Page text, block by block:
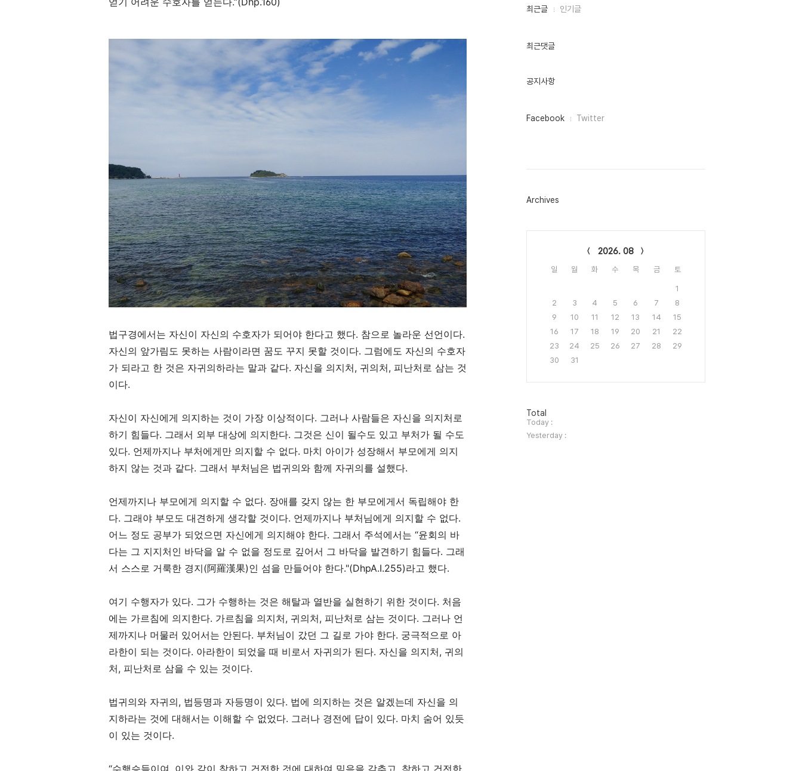
법구경에서는 자신이 자신의 수호자가 되어야 한다고 했다. 참으로 놀라운 선언이다.
자신의 앞가림도 못하는 사람이라면 꿈도 꾸지 못할 것이다. 그럼에도 자신의 수호자
가 되라고 한 것은 자귀의하라는 말과 같다. 자신을 의지처, 귀의처, 피난처로 삼는 것
이다.
자신이 자신에게 의지하는 것이 가장 이상적이다. 그러나 사람들은 자신을 의지처로
하기 힘들다. 그래서 외부 대상에 의지한다. 그것은 신이 될수도 있고 부처가 될 수도
있다. 언제까지나 부처에게만 의지할 수 없다. 마치 아이가 성장해서 부모에게 의지
하지 않는 것과 같다. 그래서 부처님은 법귀의와 함께 자귀의를 설했다.
언제까지나 부모에게 의지할 수 없다. 장애를 갖지 않는 한 부모에게서 독립해야 한
다. 그래야 부모도 대견하게 생각할 것이다. 언제까지나 부처님에게 의지할 수 없다.
어느 정도 공부가 되었으면 자신에게 의지해야 한다. 그래서 주석에서는 “윤회의 바
다는 그 지지처인 바닥을 알 수 없을 정도로 깊어서 그 바닥을 발견하기 힘들다. 그래
서 스스로 거룩한 경지(阿羅漢果)인 섬을 만들어야 한다."(DhpA.I.255)라고 했다.
여기 수행자가 있다. 그가 수행하는 것은 해탈과 열반을 실현하기 위한 것이다. 처음
에는 가르침에 의지한다. 가르침을 의지처, 귀의처, 피난처로 삼는 것이다. 그러나 언
제까지나 머물러 있어서는 안된다. 부처님이 갔던 그 길로 가야 한다. 궁극적으로 아
라한이 되는 것이다. 아라한이 되었을 때 비로서 자귀의가 된다. 자신을 의지처, 귀의
처, 피난처로 삼을 수 있는 것이다.
법귀의와 자귀의, 법등명과 자등명이 있다. 법에 의지하는 것은 알겠는데 자신을 의
지하라는 것에 대해서는 이해할 수 없었다. 그러나 경전에 답이 있다. 마치 숨어 있듯
이 있는 것이다.
“수행승들이여 이와 같이 착하고 건전한 것에 대하여 믿음을 갖추고 착하고 건전한
최
인
최근글 인기글
최근댓글
공지사항
페
그
Facebook Twitter
Archives
2026. 08
일 월 화 수 목 금 토
1
2
3 4 5 6 7
8
9
10 11 12 13 14
15
16
17 18 19 20 21
22
23
24 25 26 27 28
29
30
31
방
문
자
수
Total
Today :
Yesterday :